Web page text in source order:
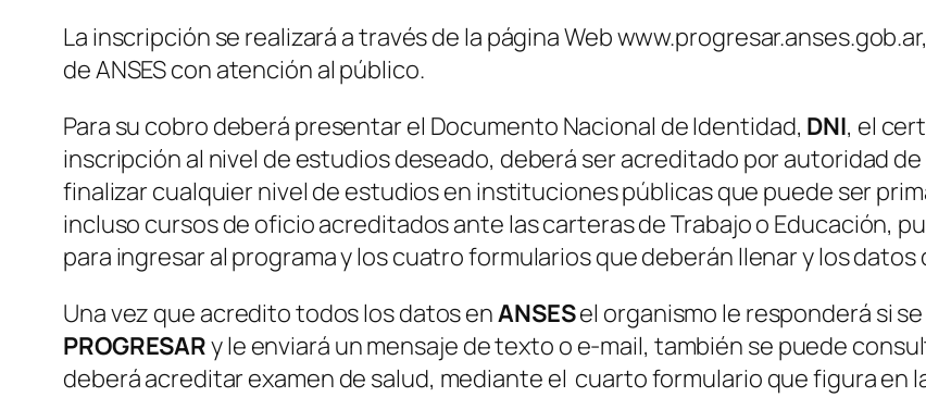
La inscripción se realizará a través de la página Web
de ANSES con atención al público.
Para su cobro deberá presentar el Documento Nacional de Identidad, DNI, el
inscripción al nivel de estudios deseado, deberá ser acreditado por autoridad
finalizar cualquier nivel de estudios en instituciones públicas que puede ser
incluso cursos de oficio acreditados ante las carteras de Trabajo o Educación,
para ingresar al programa y los cuatro formularios que deberán llenar y los datos
Una vez que acredito todos los datos enANSESel organismo le responderá si
PROGRESARy le enviará un mensaje de texto o e-mail, también se puede
deberá acreditar examen de salud, mediante el cuarto formulario que figura en